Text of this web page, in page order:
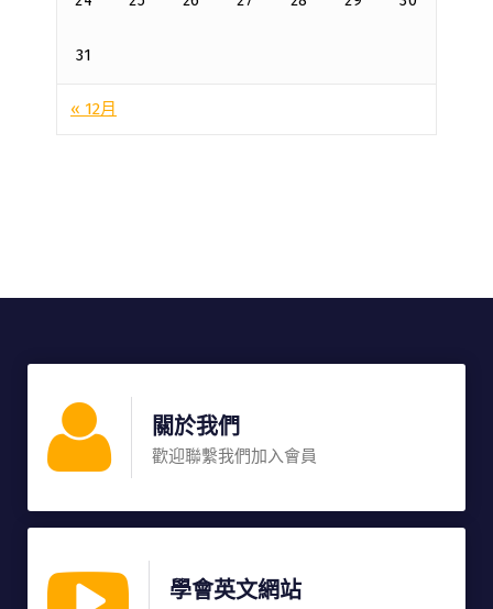
31
« 12月
關於我們
歡迎聯繫我們加入會員
學會英文網站